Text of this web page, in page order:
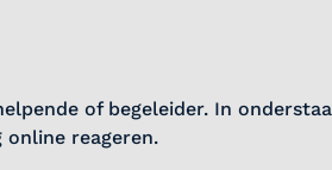
of begeleider. In
online reageren.